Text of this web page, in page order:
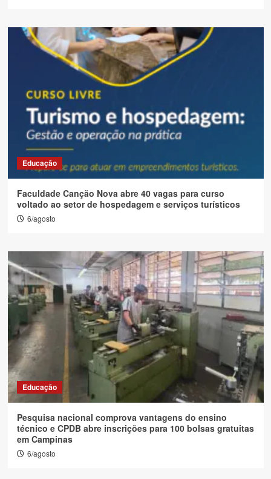
Educação
Faculdade Canção Nova abre 40 vagas para curso
voltado ao setor de hospedagem e serviços turísticos
6/agosto
Educação
Pesquisa nacional comprova vantagens do ensino
técnico e CPDB abre inscrições para 100 bolsas gratuitas
em Campinas
6/agosto